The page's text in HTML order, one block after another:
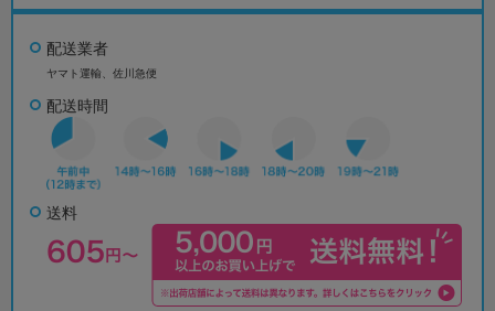
配送業者
ヤマト運輸、佐川急便
配送時間
送料